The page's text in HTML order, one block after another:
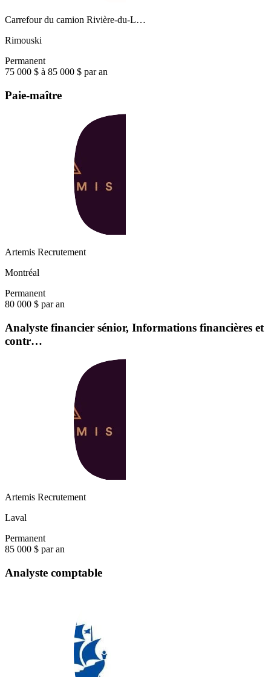
Carrefour du camion Rivière-du-L…
Rimouski
Permanent
75 000 $ à 85 000 $ par an
Paie-maître
Artemis Recrutement
Montréal
Permanent
80 000 $ par an
Analyste financier sénior, Informations financières et
contr…
Artemis Recrutement
Laval
Permanent
85 000 $ par an
Analyste comptable